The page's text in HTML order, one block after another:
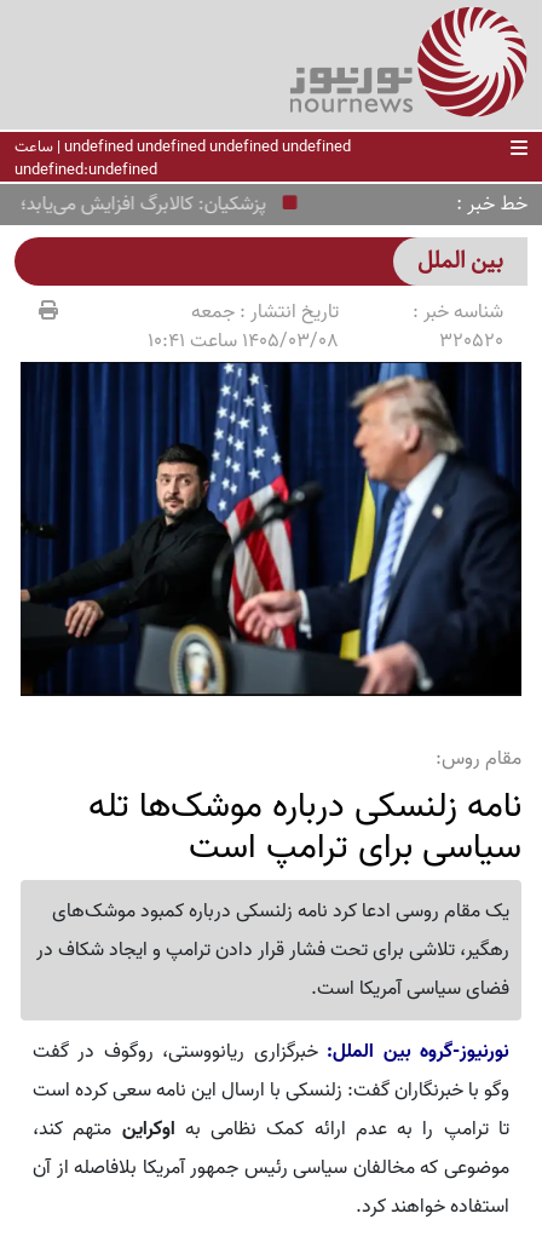
undefined undefined undefined undefined | ساعت
undefined:undefined
خط خبر پزشکیان: کالابرگ افزایش می‌یابد؛ ارز
بین الملل
شناسه خبر :
320520
تاریخ انتشار :جمعه
1405/03/08 ساعت 10:41
مقام روس:
نامه زلنسکی درباره موشک‌ها تله
سیاسی برای ترامپ است
یک مقام روسی ادعا کرد نامه زلنسکی درباره کمبود موشک‌های
رهگیر، تلاشی برای تحت فشار قرار دادن ترامپ و ایجاد شکاف در
فضای سیاسی آمریکا است.
نورنیوز-گروه بین الملل: خبرگزاری ریانووستی، روگوف در گفت
وگو با خبرنگاران گفت: زلنسکی با ارسال این نامه سعی کرده است
تا ترامپ را به عدم ارائه کمک نظامی به اوکراین متهم کند،
موضوعی که مخالفان سیاسی رئیس جمهور آمریکا بلافاصله از آن
استفاده خواهند کرد.